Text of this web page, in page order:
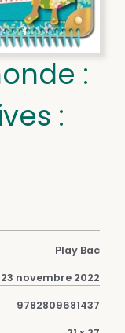
:
:
Play Bac
23 novembre 2022
9782809681437